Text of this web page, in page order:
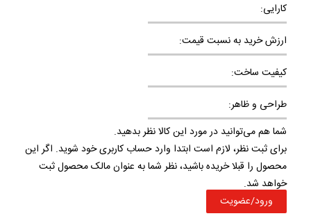
کارایی:
ارزش خرید به نسبت قیمت:
کیفیت ساخت:
طراحی و ظاهر:
شما هم می‌توانید در مورد این کالا نظر بدهید.
برای ثبت نظر، لازم است ابتدا وارد حساب کاربری خود شوید. اگر این
محصول را قبلا خریده باشید، نظر شما به عنوان مالک محصول ثبت
خواهد شد.
ورود/عضویت